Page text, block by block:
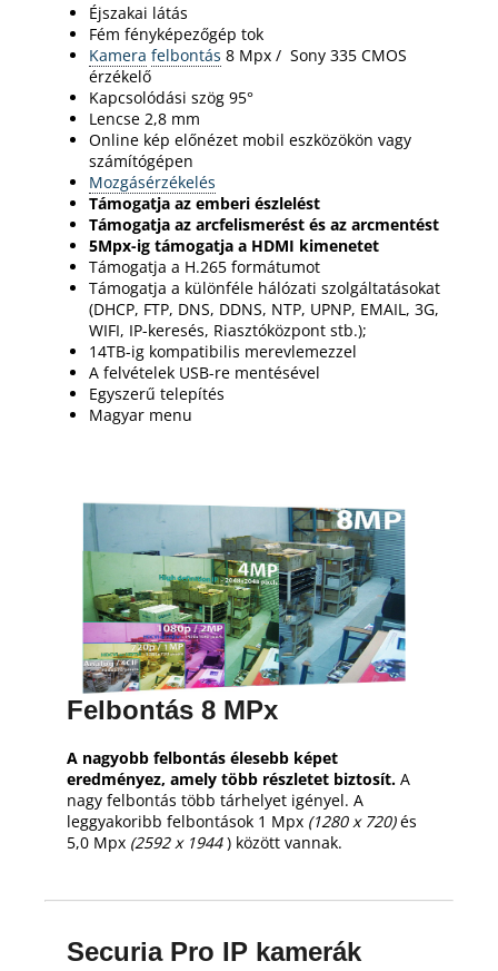
Éjszakai látás
Fém fényképezőgép tok
Kamera felbontás 8 Mpx / Sony 335 CMOS
érzékelő
Kapcsolódási szög 95°
Lencse 2,8 mm
Online kép előnézet mobil eszközökön vagy
számítógépen
Mozgásérzékelés
Támogatja az emberi észlelést
Támogatja az arcfelismerést és az arcmentést
5Mpx-ig támogatja a HDMI kimenetet
Támogatja a H.265 formátumot
Támogatja a különféle hálózati szolgáltatásokat
(DHCP, FTP, DNS, DDNS, NTP, UPNP, EMAIL, 3G,
WIFI, IP-keresés, Riasztóközpont stb.);
14TB-ig kompatibilis merevlemezzel
A felvételek USB-re mentésével
Egyszerű telepítés
Magyar menu
Felbontás 8 MPx
A nagyobb felbontás élesebb képet
eredményez, amely több részletet biztosít. A
nagy felbontás több tárhelyet igényel. A
leggyakoribb felbontások 1 Mpx (1280 x 720)és
5,0 Mpx (2592 x 1944) között vannak.
Securia Pro IP kamerák